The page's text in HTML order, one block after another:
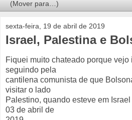
sexta-feira, 19 de abril de 2019
Israel, Palestina e
Fiquei muito chateado porque
seguindo pela
cantilena comunista de que
visitar o lado
Palestino, quando esteve em
03 de abril de